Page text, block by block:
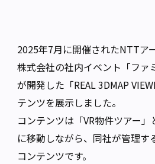
2025年7月に開催されたNTTア
株式会社の社内イベント「ファ
が開発した「REAL 3DMAP
テンツを展示しました。
コンテンツは「VR物件ツアー
に移動しながら、同社が管理
コンテンツです。